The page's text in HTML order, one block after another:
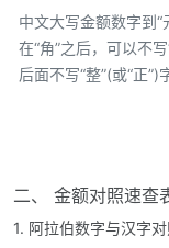
中文大写金额数字到“
在“角”之后，可以不
后面不写“整”(或“正”)
二、 金额对照速查
1. 阿拉伯数字与汉字